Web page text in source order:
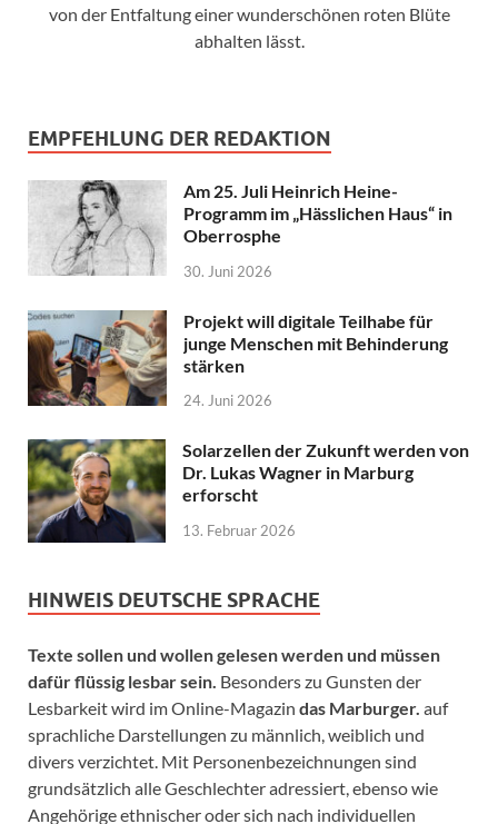
von der Entfaltung einer wunderschönen roten Blüte
abhalten lässt.
EMPFEHLUNG DER REDAKTION
Am 25. Juli Heinrich Heine-
Programm im „Hässlichen Haus“ in
Oberrosphe
30. Juni 2026
Projekt will digitale Teilhabe für
junge Menschen mit Behinderung
stärken
24. Juni 2026
Solarzellen der Zukunft werden von
Dr. Lukas Wagner in Marburg
erforscht
13. Februar 2026
HINWEIS DEUTSCHE SPRACHE
Texte sollen und wollen gelesen werden und müssen
dafür flüssig lesbar sein. Besonders zu Gunsten der
Lesbarkeit wird im Online-Magazin das Marburger. auf
sprachliche Darstellungen zu männlich, weiblich und
divers verzichtet. Mit Personenbezeichnungen sind
grundsätzlich alle Geschlechter adressiert, ebenso wie
Angehörige ethnischer oder sich nach individuellen